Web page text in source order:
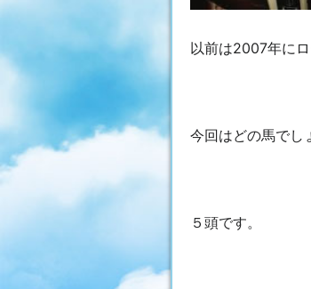
以前は2007年に
今回はどの馬でし
５頭です。